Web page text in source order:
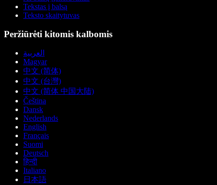
Tekstas į balsą
Teksto skaitytuvas
Peržiūrėti kitomis kalbomis
العربية
Magyar
中文 (简体)
中文 (台灣)
中文 (简体 中国大陆)
Čeština
Dansk
Nederlands
English
Français
Suomi
Deutsch
हिन्दी
Italiano
日本語